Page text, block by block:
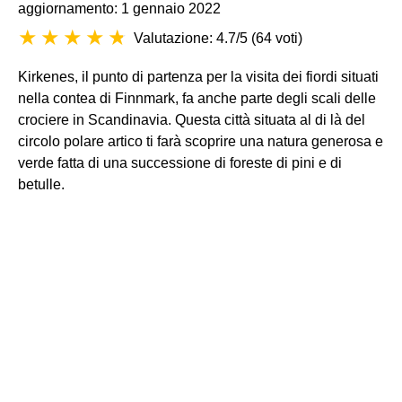
aggiornamento: 1 gennaio 2022
Valutazione: 4.7/5 (64 voti)
Kirkenes, il punto di partenza per la visita dei fiordi situati
nella contea di Finnmark, fa anche parte degli scali delle
crociere in Scandinavia. Questa città situata al di là del
circolo polare artico ti farà scoprire una natura generosa e
verde fatta di una successione di foreste di pini e di
betulle.